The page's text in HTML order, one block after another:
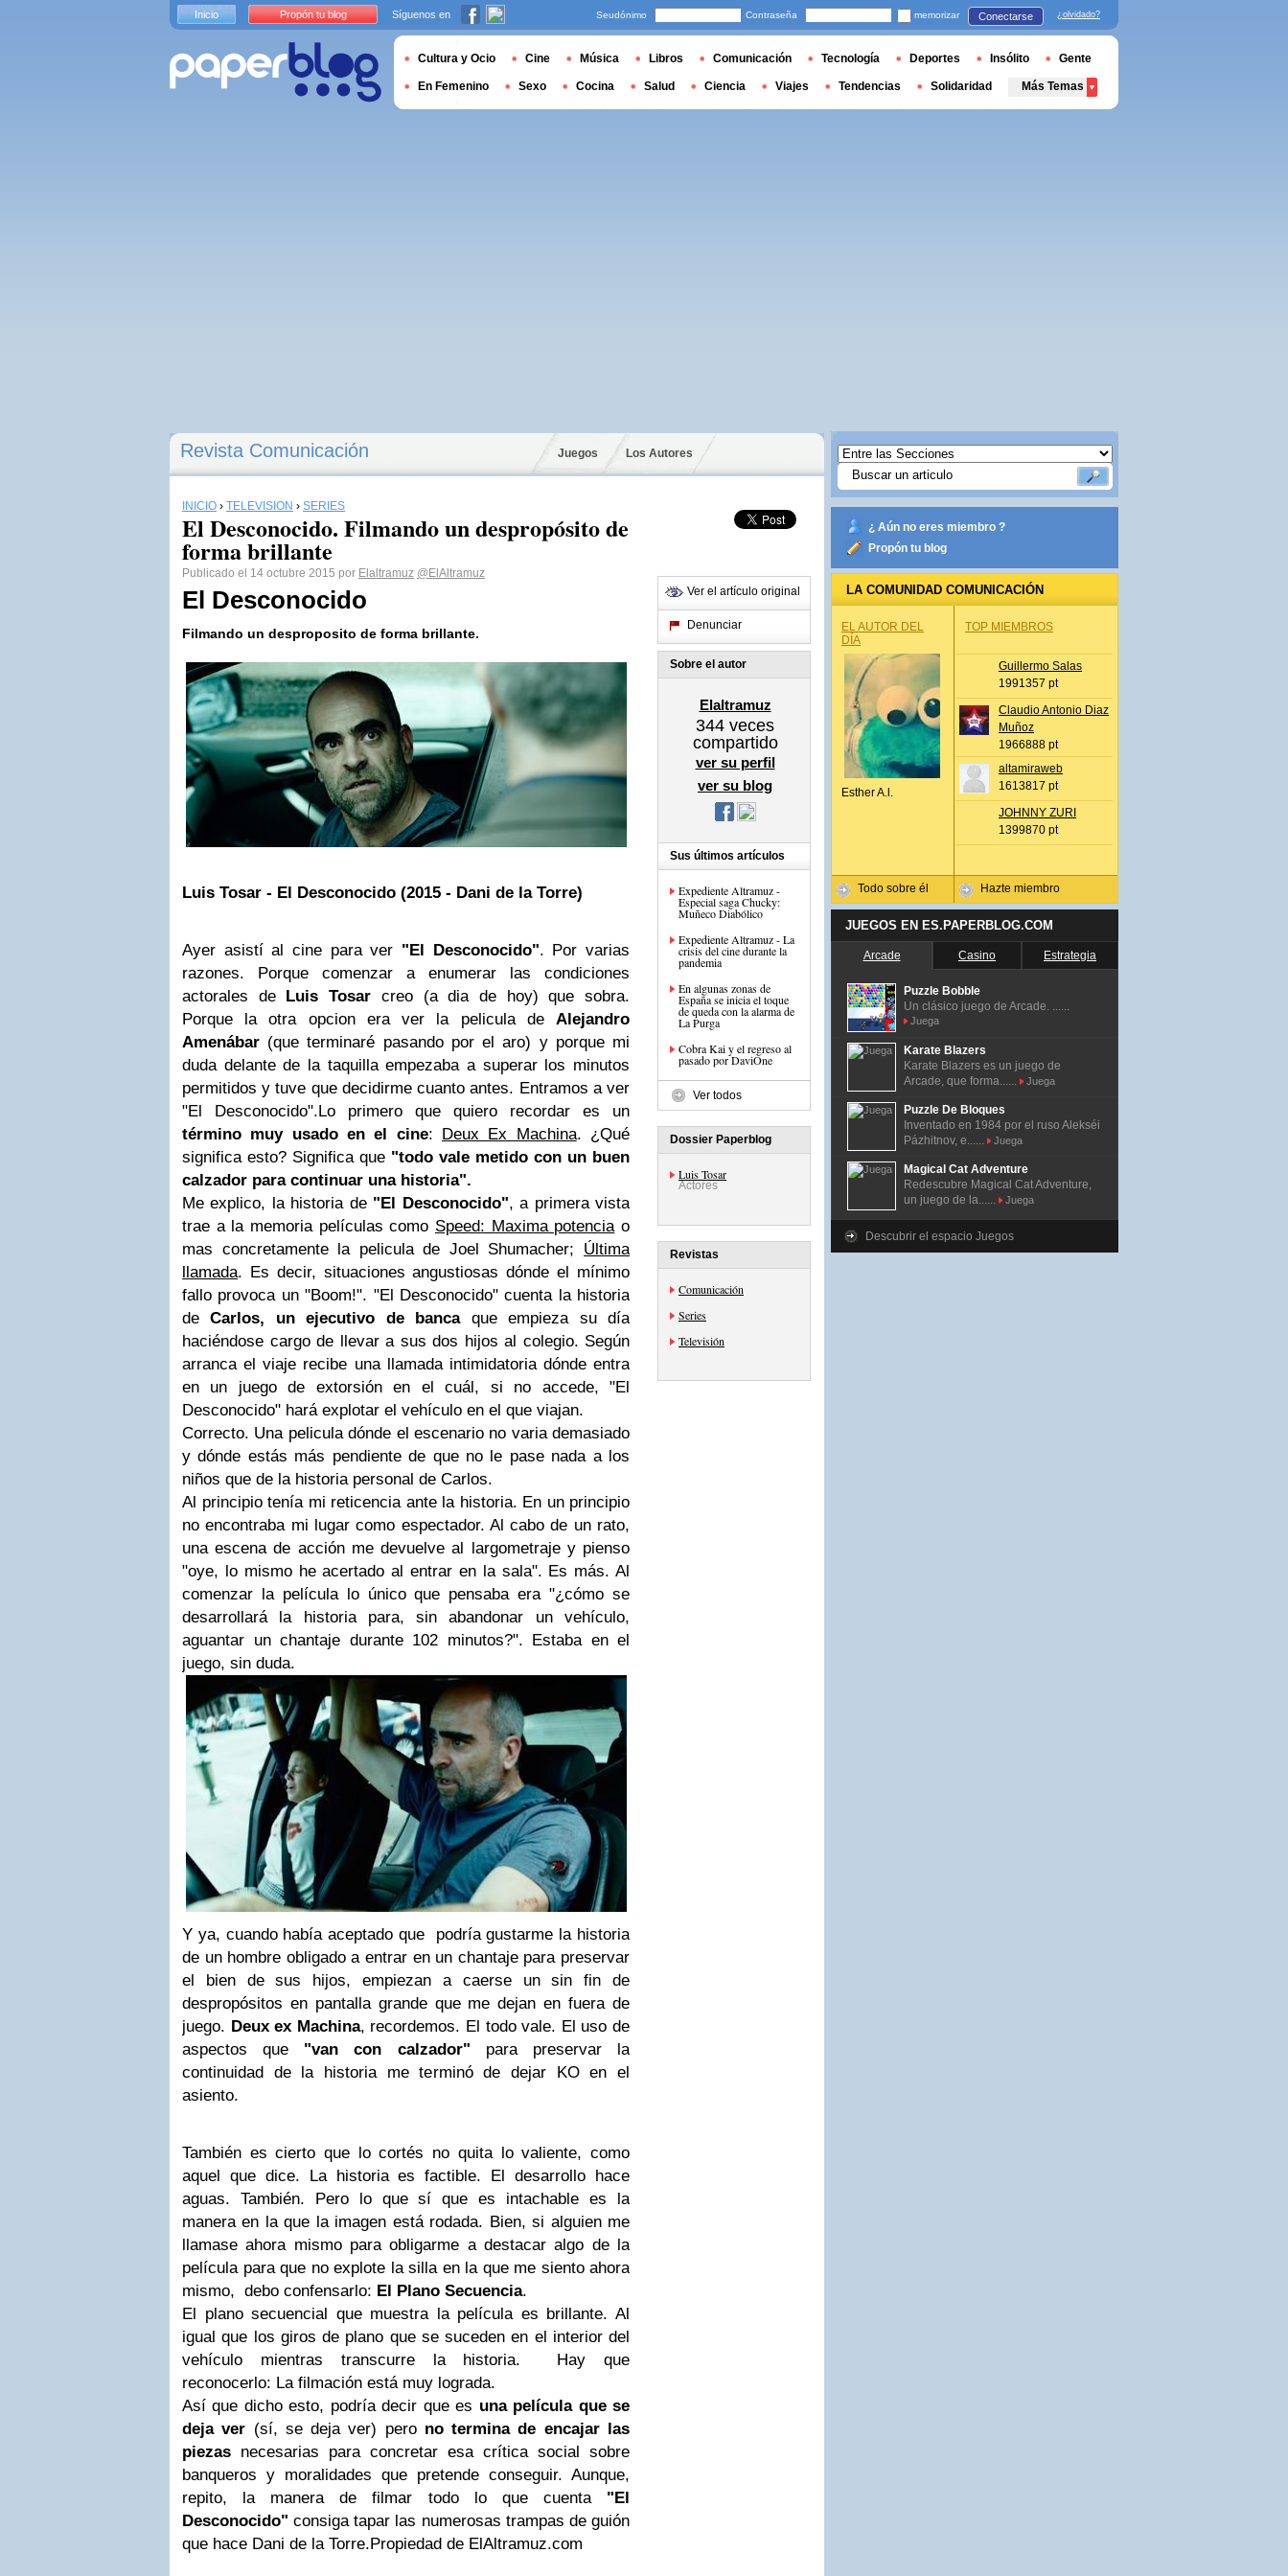
Revista Comunicación Juegos Los Autores
INICIO › TELEVISIÓN › SERIES
El Desconocido. Filmando un despropósito de
forma brillante
Publicado el 14 octubre 2015 por Elaltramuz @ElAltramuz
El Desconocido
Filmando un desproposito de forma brillante.
Luis Tosar - El Desconocido (2015 - Dani de la Torre)
Ayer asistí al cine para ver "El Desconocido". Por varias
razones. Porque comenzar a enumerar las condiciones
actorales de Luis Tosar creo (a dia de hoy) que sobra.
Porque la otra opcion era ver la pelicula de Alejandro
Amenábar (que terminaré pasando por el aro) y porque mi
duda delante de la taquilla empezaba a superar los minutos
permitidos y tuve que decidirme cuanto antes. Entramos a ver
"El Desconocido".Lo primero que quiero recordar es un
término muy usado en el cine: Deux Ex Machina. ¿Qué
significa esto? Significa que "todo vale metido con un buen
calzador para continuar una historia".
Me explico, la historia de "El Desconocido", a primera vista
trae a la memoria películas como Speed: Maxima potenciao
mas concretamente la pelicula de Joel Shumacher; Última
llamada. Es decir, situaciones angustiosas dónde el mínimo
fallo provoca un "Boom!". "El Desconocido" cuenta la historia
deCarlos, un ejecutivo de bancaque empieza su día
haciéndose cargo de llevar a sus dos hijos al colegio. Según
arranca el viaje recibe una llamada intimidatoria dónde entra
en un juego de extorsión en el cuál, si no accede, "El
Desconocido" hará explotar el vehículo en el que viajan.
Correcto. Una pelicula dónde el escenario no varia demasiado
y dónde estás más pendiente de que no le pase nada a los
niños que de la historia personal de Carlos.
Al principio tenía mi reticencia ante la historia. En un principio
no encontraba mi lugar como espectador. Al cabo de un rato,
una escena de acción me devuelve al largometraje y pienso
"oye, lo mismo he acertado al entrar en la sala". Es más. Al
comenzar la película lo único que pensaba era "¿cómo se
desarrollará la historia para, sin abandonar un vehículo,
aguantar un chantaje durante 102 minutos?". Estaba en el
juego, sin duda.
Y ya, cuando había aceptado que podría gustarme la historia
de un hombre obligado a entrar en un chantaje para preservar
el bien de sus hijos, empiezan a caerse un sin fin de
despropósitos en pantalla grande que me dejan en fuera de
juego. Deux ex Machina, recordemos. El todo vale. El uso de
aspectos que "van con calzador" para preservar la
continuidad de la historia me terminó de dejar KO en el
asiento.
También es cierto que lo cortés no quita lo valiente, como
aquel que dice. La historia es factible. El desarrollo hace
aguas. También. Pero lo que sí que es intachable es la
manera en la que la imagen está rodada. Bien, si alguien me
llamase ahora mismo para obligarme a destacar algo de la
película para que no explote la silla en la que me siento ahora
mismo, debo confensarlo: El Plano Secuencia.
El plano secuencial que muestra la película es brillante. Al
igual que los giros de plano que se suceden en el interior del
vehículo mientras transcurre la historia. Hay que
reconocerlo: La filmación está muy lograda.
Así que dicho esto, podría decir que es una película que se
deja ver (sí, se deja ver) pero no termina de encajar las
piezas necesarias para concretar esa crítica social sobre
banqueros y moralidades que pretende conseguir. Aunque,
repito, la manera de filmar todo lo que cuenta "El
Desconocido" consiga tapar las numerosas trampas de guión
que hace Dani de la Torre.Propiedad de ElAltramuz.com
Ver el artículo original
Denunciar
Sobre el autor
Elaltramuz
344 veces
compartido
ver su perfil
ver su blog
Sus últimos artículos
Expediente Altramuz -
Especial saga Chucky:
Muñeco Diabólico
Expediente Altramuz - La
crisis del cine durante la
pandemia
En algunas zonas de
España se inicia el toque
de queda con la alarma de
La Purga
Cobra Kai y el regreso al
pasado por DaviOne
Ver todos
Dossier Paperblog
Luis Tosar
Actores
Revistas
Comunicación
Series
Televisión
¿ Aún no eres miembro ?
Propón tu blog
LA COMUNIDAD COMUNICACIÓN
EL AUTOR DEL
DÍA
Esther A.l.
Todo sobre él
TOP MIEMBROS
Guillermo Salas
1991357 pt
Claudio Antonio Diaz
Muñoz
1966888 pt
altamiraweb
1613817 pt
JOHNNY ZURI
1399870 pt
Hazte miembro
JUEGOS EN ES.PAPERBLOG.COM
Arcade Casino Estrategia
Puzzle Bobble
Un clásico juego de Arcade. ......
Juega
Karate Blazers
Karate Blazers es un juego de
Arcade, que forma......
Juega
Puzzle De Bloques
Inventado en 1984 por el ruso Alekséi
Pázhitnov, e......
Juega
Magical Cat Adventure
Redescubre Magical Cat Adventure,
un juego de la......
Juega
Descubrir el espacio Juegos
Inicio Propón tu blog Síguenos en Seudónimo Contraseña memorizar Conectarse ¿olvidado?
Cultura y Ocio Cine Música Libros Comunicación Tecnología Deportes Insólito Gente
En Femenino Sexo Cocina Salud Ciencia Viajes Tendencias Solidaridad Más Temas